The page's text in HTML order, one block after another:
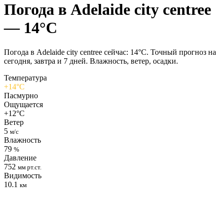
Погода в Adelaide city centreе
— 14°C
Погода в Adelaide city centreе сейчас: 14°C. Точный прогноз на
сегодня, завтра и 7 дней. Влажность, ветер, осадки.
Температура
+14°C
Пасмурно
Ощущается
+12°C
Ветер
5 м/с
Влажность
79 %
Давление
752 мм рт.ст.
Видимость
10.1 км